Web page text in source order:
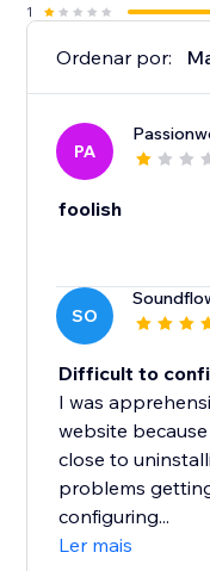
1
Ordenar por:
PA
foolish
SO
Difficult to
I was
website
close to
problems
configuring...
Ler mais